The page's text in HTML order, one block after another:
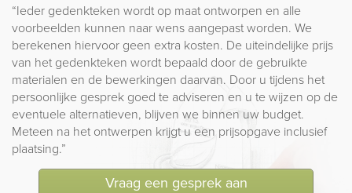
“Ieder gedenkteken wordt op maat ontworpen en alle
voorbeelden kunnen naar wens aangepast worden. We
berekenen hiervoor geen extra kosten. De uiteindelijke prijs
van het gedenkteken wordt bepaald door de gebruikte
materialen en de bewerkingen daarvan. Door u tijdens het
persoonlijke gesprek goed te adviseren en u te wijzen op de
eventuele alternatieven, blijven we binnen uw budget.
Meteen na het ontwerpen krijgt u een prijsopgave inclusief
plaatsing.”
Vraag een gesprek aan